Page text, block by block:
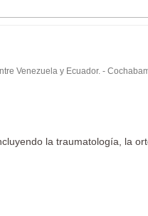
Venezuela y Ecuador. -
la traumatología, la